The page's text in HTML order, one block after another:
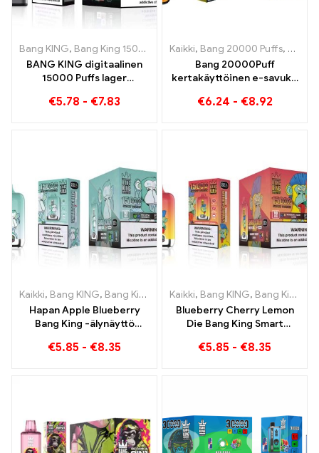
Bang KING, Bang King 15000 Puffs ,Kertakäyttöinen nikotiinia
BANG KING digitaalinen
15000 Puffs lager
Junaton nautinto
€5.78 - €7.83
Kaikki, Bang 20000 Puffs, Bang
Bang 20000Puff
kertakäyttöinen e-savuke
ja kaksoisverkko
€6.24 - €8.92
Kaikki, Bang KING, Bang King Smart Screen 15000 Pullistaa ,
Hapan Apple Blueberry
Bang King -älynäyttö
höyrytyskokemus täynnä
€5.85 - €8.35
Kaikki, Bang KING, Bang King Smart Screen 15000 Pullistaa
Blueberry Cherry Lemon
Die Bang King Smart
Yleiskatsaus
€5.85 - €8.35